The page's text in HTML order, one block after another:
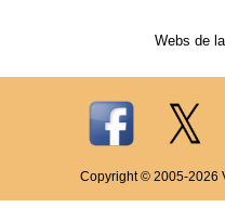
Webs de
Copyright © 2005-2026